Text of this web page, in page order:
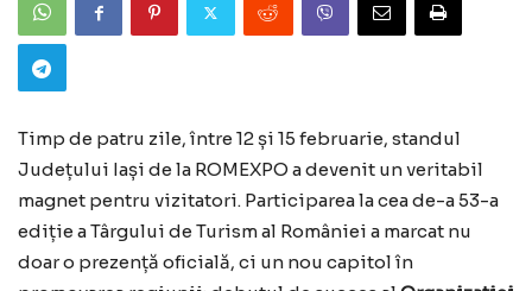
Timp de patru zile, între 12 și 15 februarie, standul
Județului Iași de la ROMEXPO a devenit un veritabil
magnet pentru vizitatori. Participarea la cea de-a 53-a
ediție a Târgului de Turism al României a marcat nu
doar o prezență oficială, ci un nou capitol în